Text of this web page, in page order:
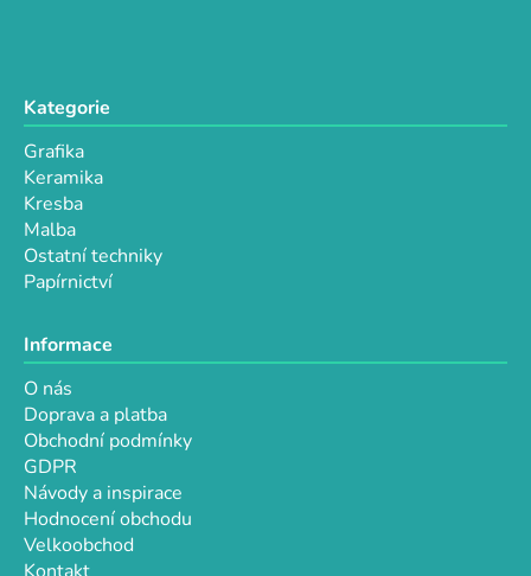
Kategorie
Grafika
Keramika
Kresba
Malba
Ostatní techniky
Papírnictví
Informace
O nás
Doprava a platba
Obchodní podmínky
GDPR
Návody a inspirace
Hodnocení obchodu
Velkoobchod